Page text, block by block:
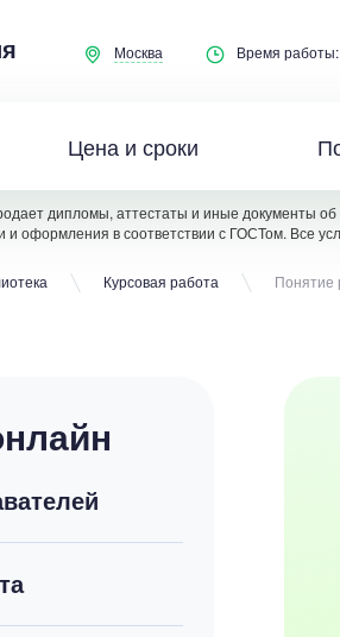
Москва Время
Цена и сроки
дипломы, аттестаты и иные документы
и оформления в соответствии с ГОСТом. Все
Курсовая работа Понятие